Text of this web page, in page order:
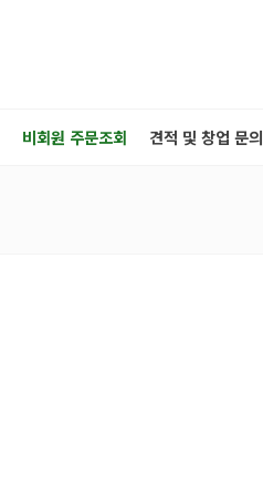
비회원 주문조회 견적 및 창업 문의